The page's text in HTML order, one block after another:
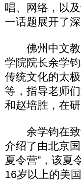
唱、网络，以
一话题展开了深
佛州中文教
学院院长余学
传统文化的太
等，指导老师
和赵培胜，在
余学钧在致
介绍了由北京
夏令营”，该夏
16岁以上的美